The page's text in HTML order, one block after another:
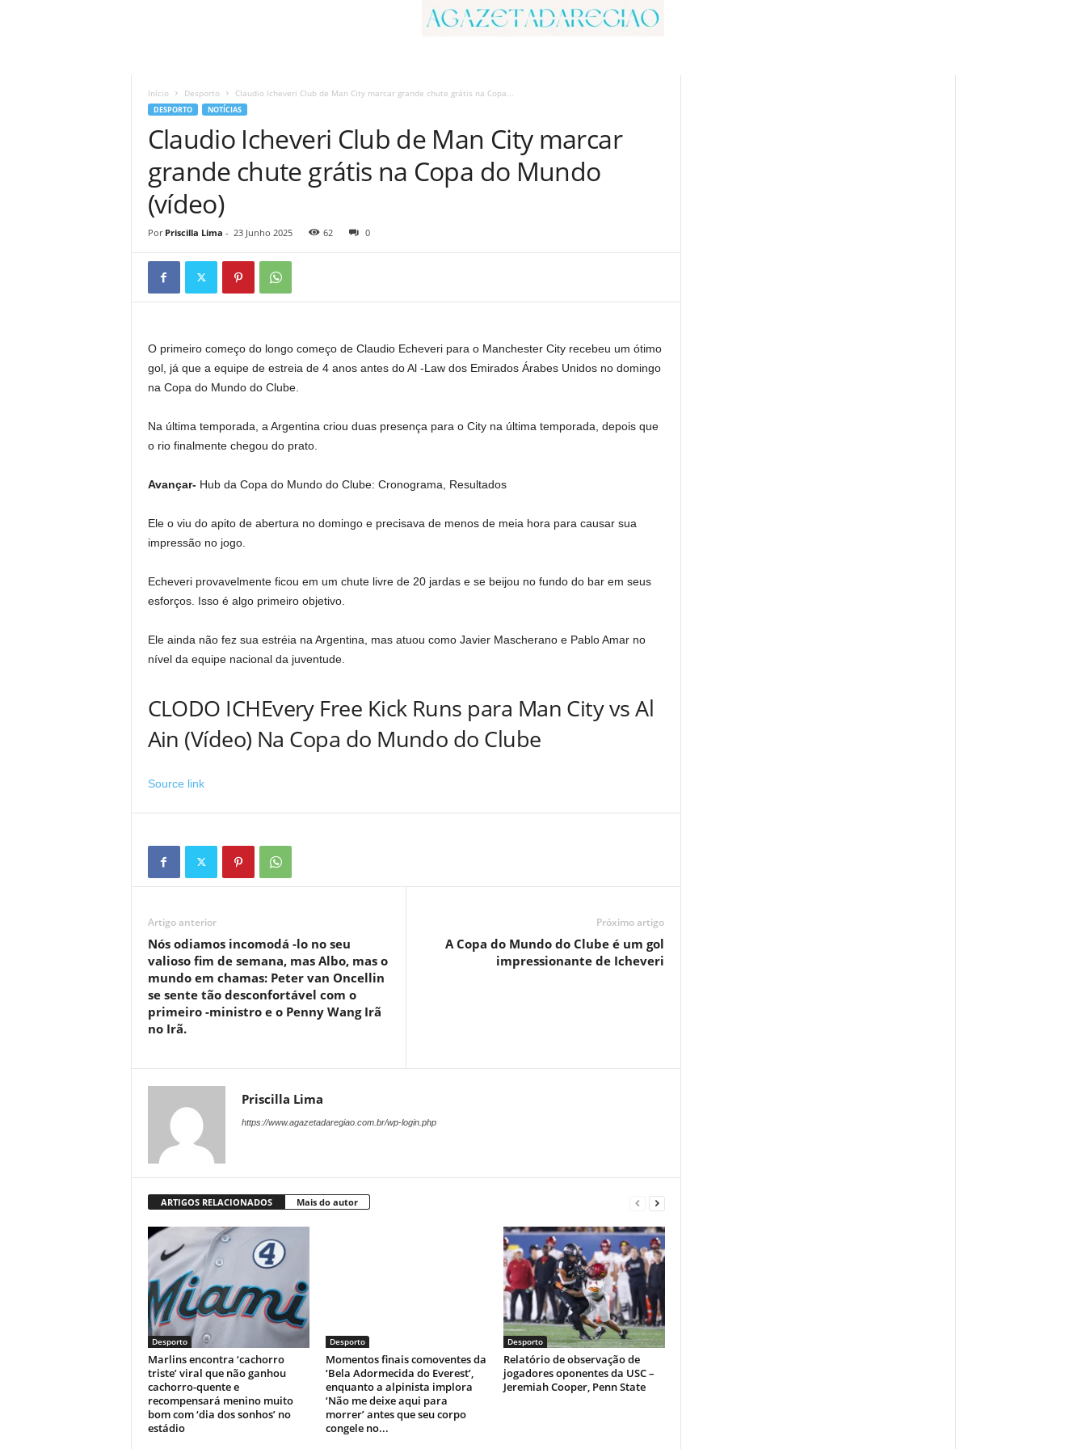
r
Início Desporto Claudio Icheveri Club de Man City marcar grande chute grátis na Copa...
DESPORTO NOTÍCIAS
Claudio Icheveri Club de Man City marcar
grande chute grátis na Copa do Mundo
(vídeo)
Por Priscilla Lima - 23 Junho 2025 62 0
O primeiro começo do longo começo de Claudio Echeveri para o Manchester City recebeu um ótimo
gol, já que a equipe de estreia de 4 anos antes do Al -Law dos Emirados Árabes Unidos no domingo
na Copa do Mundo do Clube.
Na última temporada, a Argentina criou duas presença para o City na última temporada, depois que
o rio finalmente chegou do prato.
Avançar- Hub da Copa do Mundo do Clube: Cronograma, Resultados
Ele o viu do apito de abertura no domingo e precisava de menos de meia hora para causar sua
impressão no jogo.
Echeveri provavelmente ficou em um chute livre de 20 jardas e se beijou no fundo do bar em seus
esforços. Isso é algo primeiro objetivo.
Ele ainda não fez sua estréia na Argentina, mas atuou como Javier Mascherano e Pablo Amar no
nível da equipe nacional da juventude.
CLODO ICHEvery Free Kick Runs para Man City vs Al
Ain (Vídeo) Na Copa do Mundo do Clube
Source link
Artigo anterior
Nós odiamos incomodá -lo no seu
valioso fim de semana, mas Albo, mas o
mundo em chamas: Peter van Oncellin
se sente tão desconfortável com o
primeiro -ministro e o Penny Wang Irã
no Irã.
Próximo artigo
A Copa do Mundo do Clube é um gol
impressionante de Icheveri
Priscilla Lima
https://www.agazetadaregiao.com.br/wp-login.php
ARTIGOS RELACIONADOS Mais do autor
Desporto
Marlins encontra ‘cachorro
triste’ viral que não ganhou
cachorro-quente e
recompensará menino muito
bom com ‘dia dos sonhos’ no
estádio
Desporto
Momentos finais comoventes da
‘Bela Adormecida do Everest’,
enquanto a alpinista implora
‘Não me deixe aqui para
morrer’ antes que seu corpo
congele no...
Desporto
Relatório de observação de
jogadores oponentes da USC –
Jeremiah Cooper, Penn State